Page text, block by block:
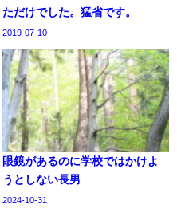
ただけでした。猛省です。
2019-07-10
眼鏡があるのに学校ではかけよ
うとしない長男
2024-10-31